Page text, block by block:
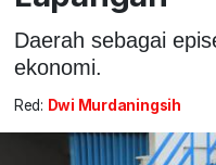
Daerah sebagai
ekonomi.
Red: Dwi Murdaningsih